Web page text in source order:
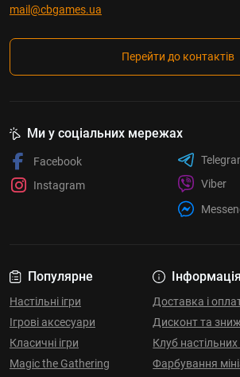
mail@cbgames.ua
Перейти до контактів
Популярне
Настільні ігри
Ігрові аксесуари
Класичні ігри
Magic the Gathering
Інформація
Доставка і
Дисконт та
Клуб настільних
Фарбування
Ми у соціальних мережах
Facebook
Instagram
Viber